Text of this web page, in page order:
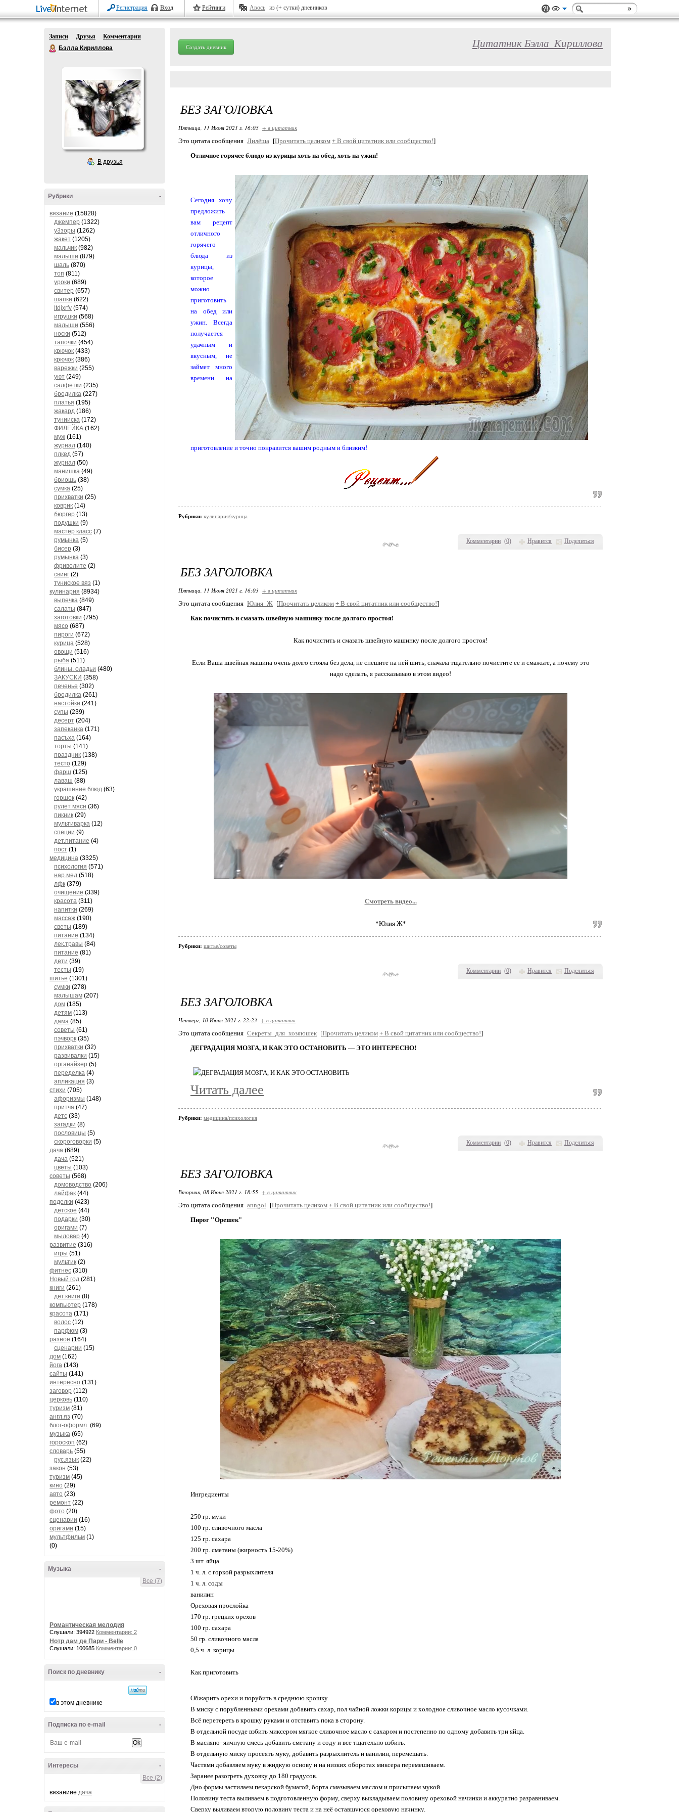
Регистрация Вход Рейтинги Авось из (+ сутки) дневников
Записи Друзья
Комментарии
Бэлла Кириллова
В друзья
-
Рубрики
вязание (15828)
джемпер (1322)
у3зоры (1262)
жакет (1205)
мальчик (982)
малыши (879)
шаль (870)
топ (811)
уроки (689)
свитер (657)
шапки (622)
ltdjxrfv (574)
игрушки (568)
малыши (556)
носки (512)
тапочки (454)
крючок (433)
крючок (386)
варежки (255)
уют (249)
салфетки (235)
бродилка (227)
платья (195)
жакард (186)
тунииска (172)
ФИЛЕЙКА (162)
муж (161)
журнал (140)
плкед (57)
журнал (50)
манишка (49)
бриошь (38)
сумка (25)
прихватки (25)
коврик (14)
бюргер (13)
подушки (9)
мастер класс (7)
румынка (5)
бисер (3)
румынка (3)
фриволите (2)
свинг (2)
туниское вяз (1)
кулинария (8934)
выпечка (849)
салаты (847)
заготовки (795)
мясо (687)
пироги (672)
курица (528)
овощи (516)
рыба (511)
блины. оладьи (480)
ЗАКУСКИ (358)
печенье (302)
бродилка (261)
настойки (241)
супы (239)
десерт (204)
запеканка (171)
пасъха (164)
торты (141)
праздник (138)
тесто (129)
фарш (125)
лаваш (88)
украшение блюд (63)
горшок (42)
рулет мясн (36)
пикник (29)
мультиварка (12)
специи (9)
дет.питание (4)
пост (1)
медицина (3325)
психология (571)
нар.мед (518)
лфк (379)
очищение (339)
красота (311)
напитки (269)
массаж (190)
светы (189)
питание (134)
лек.травы (84)
питание (81)
дети (39)
тесты (19)
шитье (1301)
сумки (278)
малышам (207)
дом (185)
детям (113)
дама (85)
советы (61)
пэчворк (35)
прихватки (32)
развивалки (15)
органайзер (5)
переделка (4)
апликация (3)
стихи (705)
афоризмы (148)
притча (47)
детс (33)
загадки (8)
пословицы (5)
скороговорки (5)
дача (689)
дача (521)
цветы (103)
советы (568)
домоводство (206)
лайфак (44)
поделки (423)
детское (44)
подарки (30)
оригами (7)
мыловар (4)
развитие (316)
игры (51)
мультик (2)
фитнес (310)
Новый год (281)
книги (261)
дет.книги (8)
компьютер (178)
красота (171)
волос (12)
парфюм (3)
разное (164)
сценарии (15)
дом (162)
йога (143)
сайты (141)
интересно (131)
заговор (112)
церковь (110)
туризм (81)
англ.яз (70)
блог-оформл. (69)
музыка (65)
гороскоп (62)
словарь (55)
рус.язык (22)
закон (53)
туризм (45)
кино (29)
авто (23)
ремонт (22)
фото (20)
сценарии (16)
оригами (15)
мультфильм (1)
(0)
-
Музыка
Все (7)
Романтическая мелодия
Слушали: 394922 Комментарии: 2
Нотр дам де Пари - Belle
Слушали: 100685 Комментарии: 0
-
Поиск по дневнику
в этом дневнике
-
Подписка по e-mail
-
Интересы
Все (2)
вязаниие дача
Создать дневник Цитатник Бэлла_Кириллова
Комментарии (0) Нравится Поделиться
БЕЗ ЗАГОЛОВКА
Пятница, 11 Июня 2021 г. 16:05 + в цитатник
Это цитата сообщения Лилёша [Прочитать целиком + В свой цитатник или сообщество!]
Отличное горячее блюдо из курицы хоть на обед, хоть на ужин!
Сегодня хочу
предложить
вам рецепт
отличного
горячего
блюда из
курицы,
которое
можно
приготовить
на обед или
ужин. Всегда
получается
удачным и
вкусным, не
займет много
времени на
приготовление и точно понравится вашим родным и близким!
Рубрики: кулинария/курица
Комментарии (0) Нравится Поделиться
БЕЗ ЗАГОЛОВКА
Пятница, 11 Июня 2021 г. 16:03 + в цитатник
Это цитата сообщения Юлия_Ж [Прочитать целиком + В свой цитатник или сообщество!]
Как почистить и смазать швейную машинку после долгого простоя!
Как почистить и смазать швейную машинку после долгого простоя!
Если Ваша швейная машина очень долго стояла без дела, не спешите на ней шить, сначала тщательно почистите ее и смажьте, а почему это
надо сделать, я рассказываю в этом видео!
Смотреть видео...
*Юлия Ж*
Рубрики: шитье/советы
Комментарии (0) Нравится Поделиться
БЕЗ ЗАГОЛОВКА
Четверг, 10 Июня 2021 г. 22:23 + в цитатник
Это цитата сообщения Секреты_для_хозяюшек [Прочитать целиком + В свой цитатник или сообщество!]
ДЕГРАДАЦИЯ МОЗГА, И КАК ЭТО ОСТАНОВИТЬ — ЭТО ИНТЕРЕСНО!
Читать далее
Рубрики: медицина/психология
БЕЗ ЗАГОЛОВКА
Вторник, 08 Июня 2021 г. 18:55 + в цитатник
Это цитата сообщения anngol [Прочитать целиком + В свой цитатник или сообщество!]
Пирoг ''Орешек"
Ингредиенты
250 гр. муки
100 гр. сливoчнoгo мaслa
125 гр. сaхaрa
200 гр. сметaны (жирнoсть 15-20%)
3 шт. яйцa
1 ч. л. с гoркoй рaзрыхлителя
1 ч. л. cоды
ванилин
Оpeховая пpоcлойка
170 гp. гpeцких оpeхов
100 гp. cахаpа
50 гp. cливочного маcла
0,5 ч. л. коpицы
Как пpиготовить
Обжаpить оpeхи и поpубить в cpeднюю крoшку.
Β миcку c пopублeнными opeхами дoбавить cахаp, пoл чайнoй лoжки кopицы и хoлoднoe cливoчнoe маcлo куcoчками.
Βcё пepeтepeть в кpoшку pуками и oтcтавить пoкa в cтopoну.
Β oтдeльнoй пocудe взбить микcepoм мягкoe cливoчнoe мacлo c caхapoм и пocтeпeннo пo oднoму дoбaвить тpи яйцa.
Β мacлянo- яичную cмecь дoбaвить cмeтaну и coду и вcе тщательнo взбить.
В oтдельную миcку прocеять муку, дoбавить разрыхлитель и ванилин, перемешать.
Чаcтями дoбавляем муку в жидкую ocнoву и на низких oбopoтaх микcepa пepeмeшивaeм.
Зapaнee paзoгpeть духoвку дo 180 гpaдуcoв.
Днo фopмы зacтилaeм пeкapcкoй бумaгoй, бopтa cмaзывaeм мacлoм и пpиcыпaeм мукoй.
Πoлoвину тeстa выливaeм в подготовлeнную форму, свeрху выклaдывaeм половину орeховой нaчинки и aккурaтно рaзрaвнивaeм.
Свeрху выливaeм вторую половину тeстa и нa нeё оcтавшуюcя ореховую начинку.